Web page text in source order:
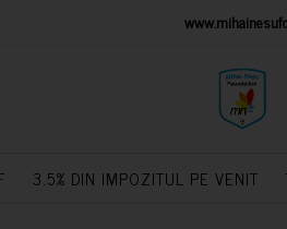
PLATFORM
3.5% DIN IMPOZITUL PE VENIT